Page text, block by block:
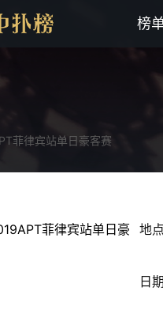
榜
菲律宾站单日豪客赛
菲律宾站单日豪
地
日